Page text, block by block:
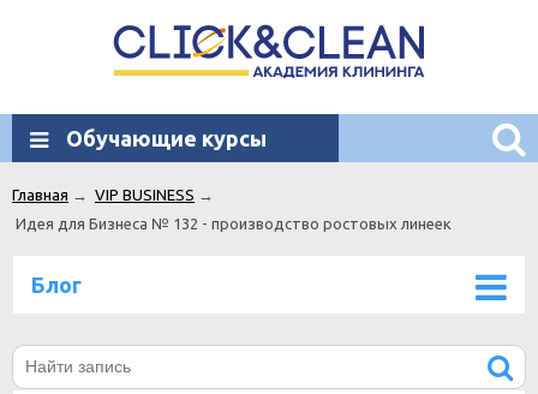
Обучающие курсы
Главная → VIP BUSINESS →
Идея для Бизнеса № 132 - производство ростовых линеек
Блог